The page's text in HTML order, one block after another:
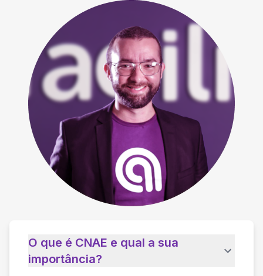
O que é CNAE e qual a sua
importância?